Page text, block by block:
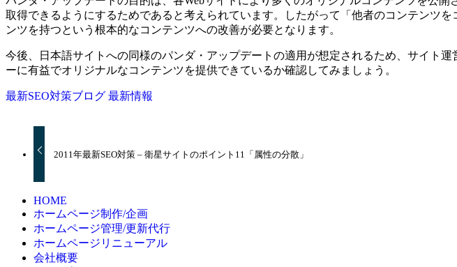
取得できるようにするためであると考えられています。したがって「他者のコンテンツ
ンツを持つという根本的なコンテンツへの改善が必要となります。
今後、日本語サイトへの同様のパンダ・アップデートの適用が想定されるため、サイト
ーに有益でオリジナルなコンテンツを提供できているか確認してみましょう。
最新SEO対策ブログ 最新情報
2011年最新SEO対策 – 衛星サイトのポイント11「属性の分散」
HOME
ホームページ制作/企画
ホームページ管理/更新代行
ホームページリニューアル
会社概要